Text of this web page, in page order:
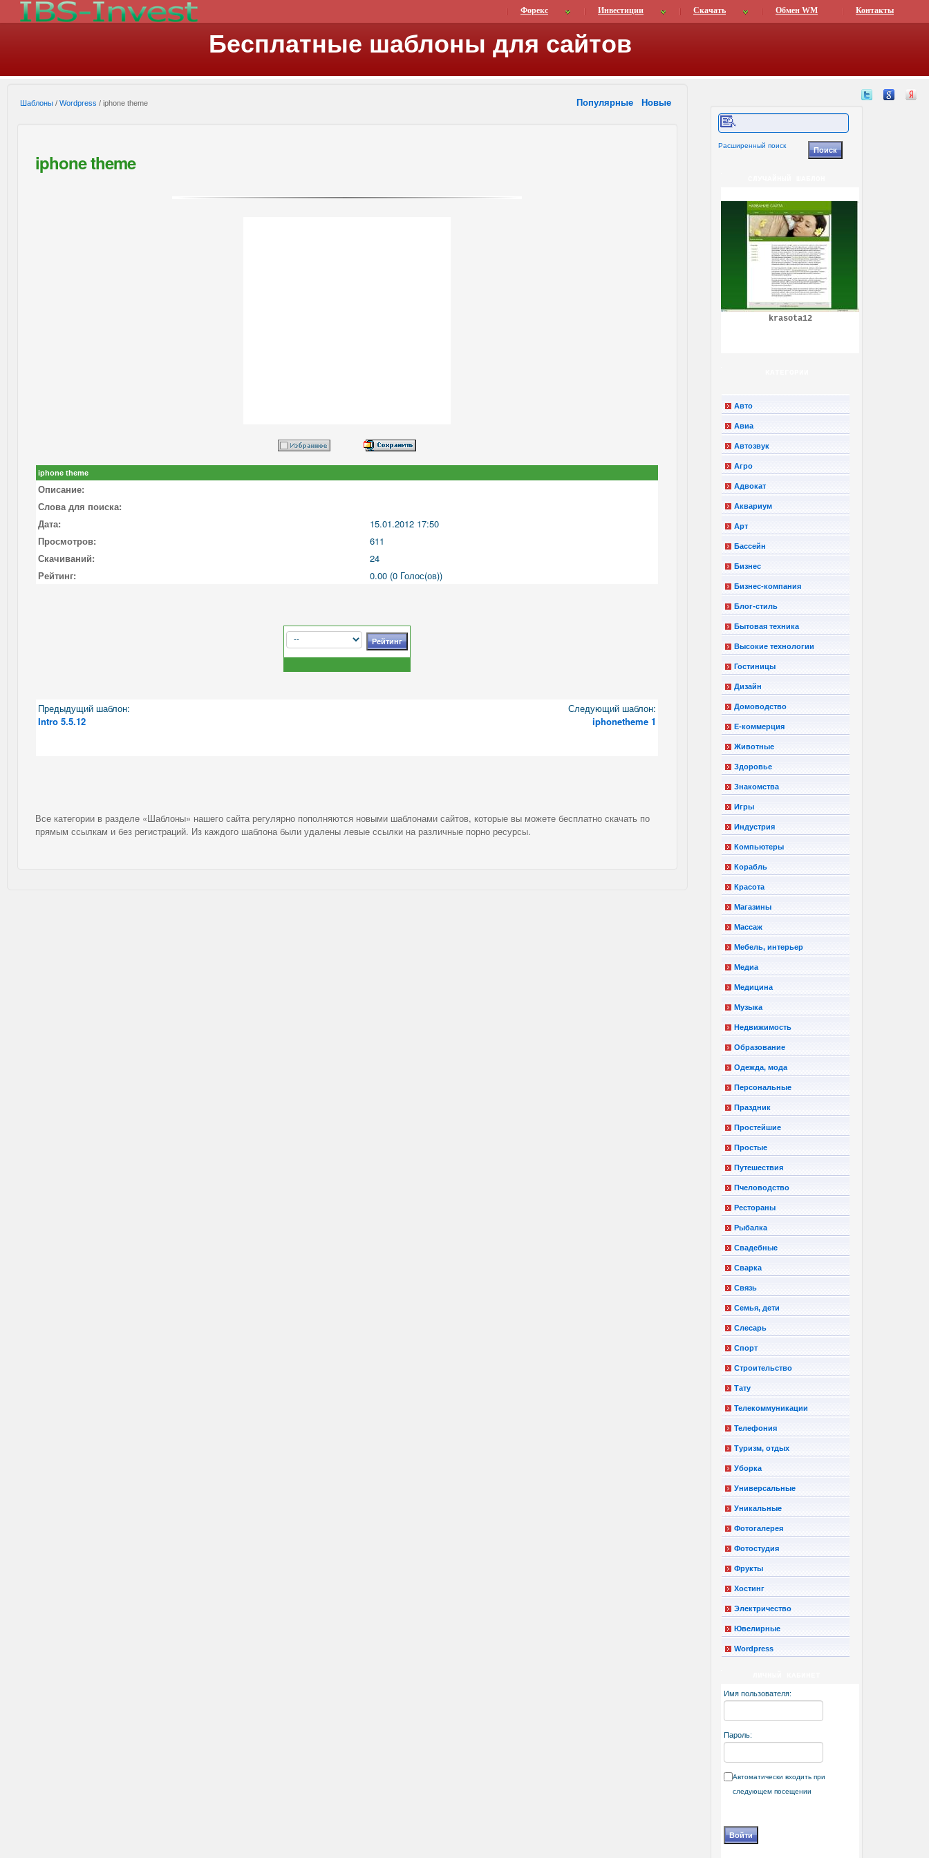
Форекс Инвестиции Скачать Обмен WM Контакты
Бесплатные шаблоны для сайтов
Шаблоны / Wordpress / iphone theme Популярные Новые
iphone theme
iphone theme
Описание:
Слова для поиска:
Дата:
15.01.2012 17:50
Просмотров:
611
Скачиваний:
24
Рейтинг:
0.00 (0 Голос(ов))
Предыдущий шаблон:
Intro 5.5.12
Следующий шаблон:
iphonetheme 1
Все категории в разделе «Шаблоны» нашего сайта регулярно пополняются новыми шаблонами сайтов, которые вы можете бесплатно скачать по
прямым ссылкам и без регистраций. Из каждого шаблона были удалены левые ссылки на различные порно ресурсы.
Расширенный поиск
krasota12
Авто
Авиа
Автозвук
Агро
Адвокат
Аквариум
Арт
Бассейн
Бизнес
Бизнес-компания
Блог-стиль
Бытовая техника
Высокие технологии
Гостиницы
Дизайн
Домоводство
Е-коммерция
Животные
Здоровье
Знакомства
Игры
Индустрия
Компьютеры
Корабль
Красота
Магазины
Массаж
Мебель, интерьер
Медиа
Медицина
Музыка
Недвижимость
Образование
Одежда, мода
Персональные
Праздник
Простейшие
Простые
Путешествия
Пчеловодство
Рестораны
Рыбалка
Свадебные
Сварка
Связь
Семья, дети
Слесарь
Спорт
Строительство
Тату
Телекоммуникации
Телефония
Туризм, отдых
Уборка
Универсальные
Уникальные
Фотогалерея
Фотостудия
Фрукты
Хостинг
Электричество
Ювелирные
Wordpress
Имя пользователя:
Пароль:
Автоматически входить при
следующем посещении